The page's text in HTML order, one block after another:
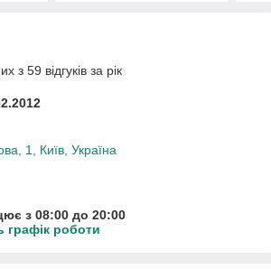
з 59 відгуків за рік
1, Київ, Україна
з 08:00 до 20:00
графік роботи